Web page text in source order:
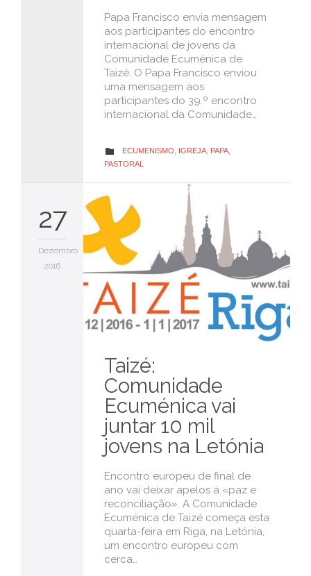
Papa Francisco envia mensagem
aos participantes do encontro
internacional de jovens da
Comunidade Ecuménica de
Taizé. O Papa Francisco enviou
uma mensagem aos
participantes do 39.º encontro
internacional da Comunidade…
 CATEGORY
ECUMENISMO IGREJA PAPA
PASTORAL
27
Dezembro
2016
Taizé:
Comunidade
Ecuménica vai
juntar 10 mil
jovens na Letónia
Encontro europeu de final de
ano vai deixar apelos à «paz e
reconciliação». A Comunidade
Ecuménica de Taizé começa esta
quarta-feira em Riga, na Letónia,
um encontro europeu com
cerca…